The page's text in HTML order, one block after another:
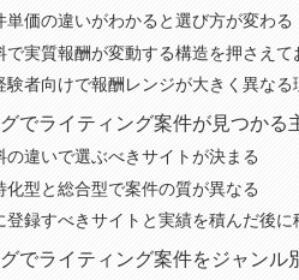
単価の違いがわかると選び方が変わる
で実質報酬が変動する構造を押さえて
験者向けで報酬レンジが大きく異なる
でライティング案件が見つかる
の違いで選ぶべきサイトが決まる
化型と総合型で案件の質が異なる
登録すべきサイトと実績を積んだ後に
でライティング案件をジャンル